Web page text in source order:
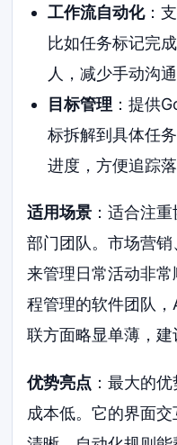
工作流自动化：
比如任务标记完
人，减少手动沟通
目标管理 ：提供
标拆解到具体任
进度，方便追踪落
适用场景 ：适合注
部门团队。市场营
来管理日常活动非
程管理的软件团队
联方面略显单薄，建
优势亮点 ：最大的
成本低。它的界面